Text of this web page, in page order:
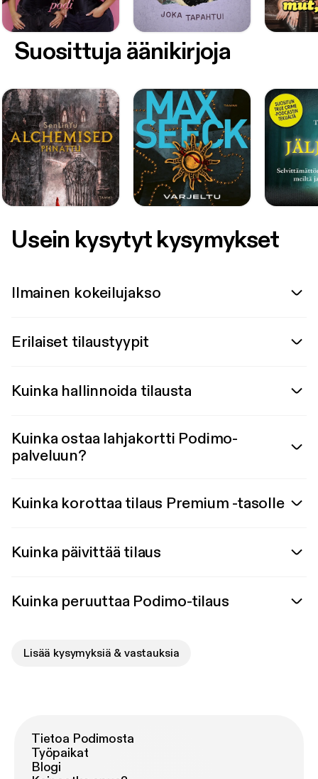
Suosittuja äänikirjoja
Usein kysytyt kysymykset
Ilmainen kokeilujakso
Erilaiset tilaustyypit
Kuinka hallinnoida tilausta
Kuinka ostaa lahjakortti Podimo-
palveluun?
Kuinka korottaa tilaus Premium -tasolle
Kuinka päivittää tilaus
Kuinka peruuttaa Podimo-tilaus
Lisää kysymyksiä & vastauksia
Tietoa Podimosta
Työpaikat
Blogi